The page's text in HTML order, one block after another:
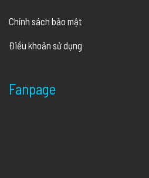
Chính sách bảo mật
Điều khoản sử dụng
Fanpage